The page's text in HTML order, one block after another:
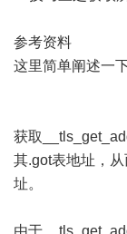
参考资料
这里简单阐述一
获取
其.got表地址，
址。
由于